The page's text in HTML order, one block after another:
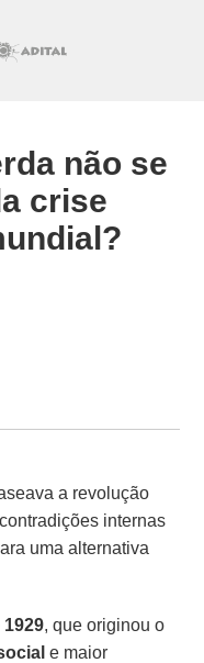
não se
crise
a revolução
internas
uma alternativa
, que originou o
e maior